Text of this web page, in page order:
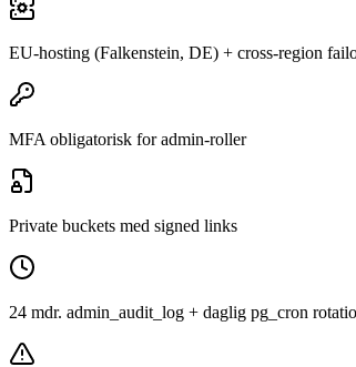
EU-hosting (Falkenstein, DE) + cross-region
MFA obligatorisk for admin-roller
Private buckets med signed links
24 mdr. admin_audit_log + daglig pg_cron